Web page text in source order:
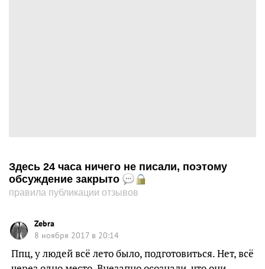
Здесь 24 часа ничего не писали, поэтому
обсуждение закрыто
правила публикации отзывов
Zebra
8 ноября 2017 в 20:14
Ппц, у людей всё лето было, подготовиться. Нет, всё